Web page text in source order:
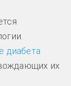
диабета
их